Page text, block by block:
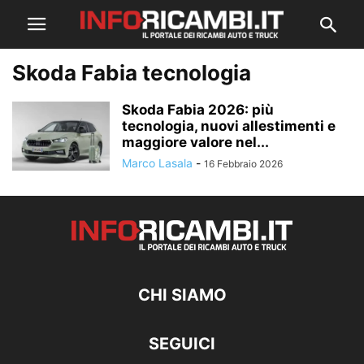
Skoda Fabia tecnologia
Skoda Fabia 2026: più
tecnologia, nuovi allestimenti e
maggiore valore nel...
Marco Lasala - 16 Febbraio 2026
CHI SIAMO
SEGUICI